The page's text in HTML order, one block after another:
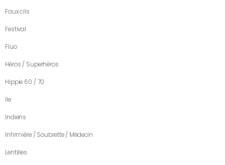
Faux cils
Festival
Fluo
Héros / Superhéros
Hippie 60 / 70
île
Indiens
Infirmière / Soubrette / Médecin
Lentilles